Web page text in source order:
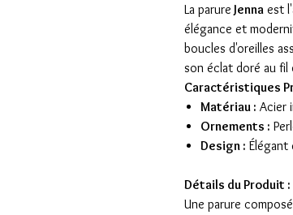
La parure Jenna est
élégance et
boucles d'oreilles
son éclat doré au fil
Caractéristiques
Matériau : Acier
Ornements :
Design : Élégant
Détails du Produit :
Une parure